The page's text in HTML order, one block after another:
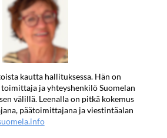
kautta hallituksessa. Hän on
toimittaja ja yhteyshenkilö Suomelan
välillä. Leenalla on pitkä kokemus
päätoimittajana ja viestintäalan